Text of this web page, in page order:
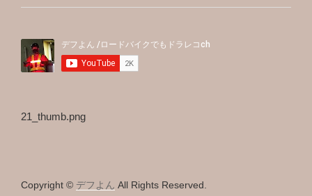
21_thumb.png
Copyright © デフよん All Rights Reserved.